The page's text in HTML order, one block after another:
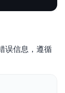
误信息，遵循